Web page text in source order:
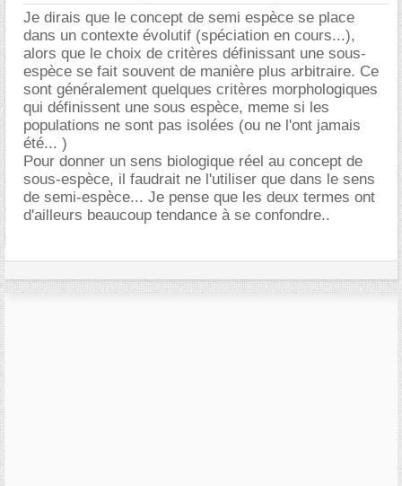
Je dirais que le concept de semi espèce se place
dans un contexte évolutif (spéciation en cours...),
alors que le choix de critères définissant une sous-
espèce se fait souvent de manière plus arbitraire. Ce
sont généralement quelques critères morphologiques
qui définissent une sous espèce, meme si les
populations ne sont pas isolées (ou ne l'ont jamais
été... )
Pour donner un sens biologique réel au concept de
sous-espèce, il faudrait ne l'utiliser que dans le sens
de semi-espèce... Je pense que les deux termes ont
d'ailleurs beaucoup tendance à se confondre..